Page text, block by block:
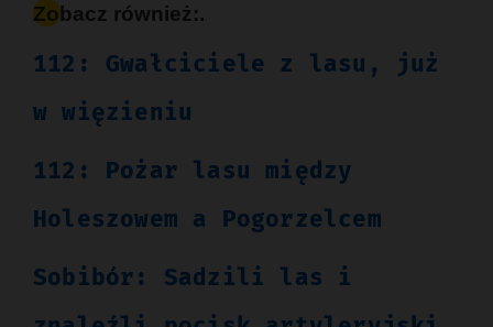
Zobacz również:.
112: Gwałciciele z lasu, już
w więzieniu
112: Pożar lasu między
Holeszowem a Pogorzelcem
Sobibór: Sadzili las i